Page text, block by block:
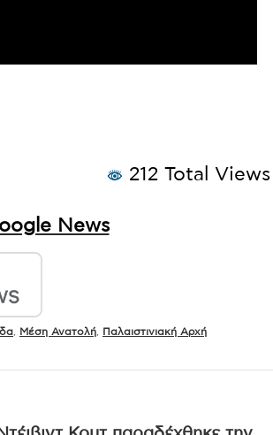
212 Total Views
News
Μέση Ανατολή Παλαιστινιακή Αρχή